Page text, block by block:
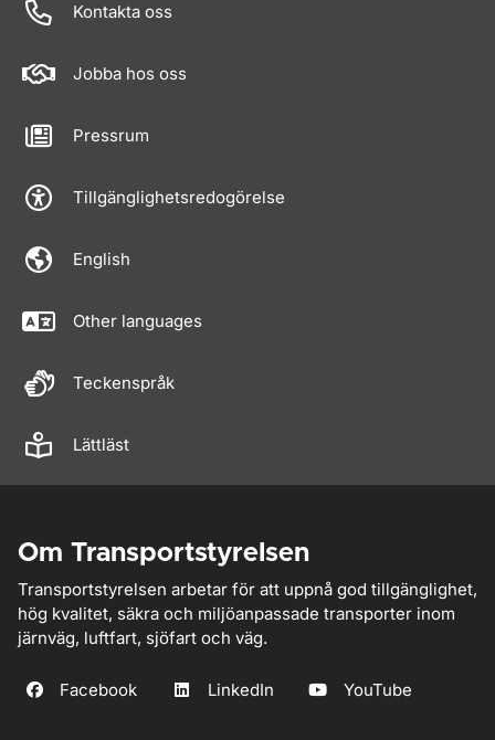
Kontakta oss
Jobba hos oss
Pressrum
Tillgänglighetsredogörelse
English
Other languages
Teckenspråk
Lättläst
Om Transportstyrelsen
Transportstyrelsen arbetar för att uppnå god tillgänglighet,
hög kvalitet, säkra och miljöanpassade transporter inom
järnväg, luftfart, sjöfart och väg.
Facebook LinkedIn YouTube